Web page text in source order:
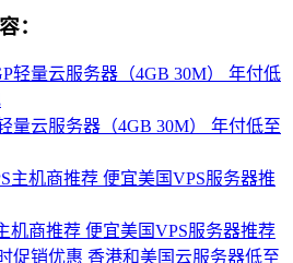
：
量云服务器（4GB 30M） 年付低至
机商推荐 便宜美国VPS服务器推荐